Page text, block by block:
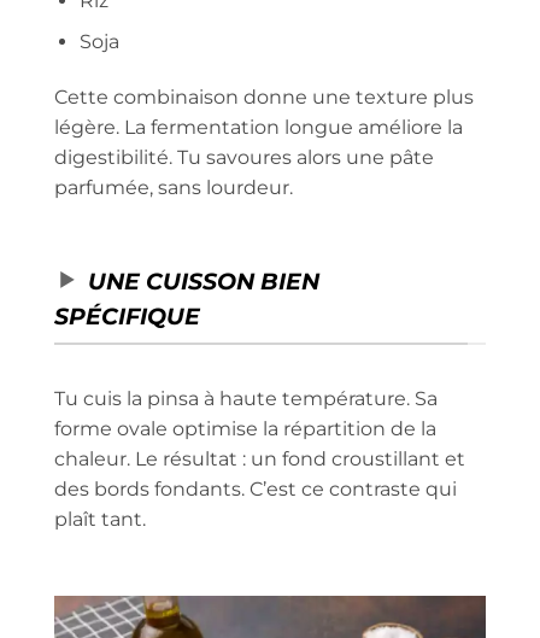
Soja
Cette combinaison donne une texture plus
légère. La fermentation longue améliore la
digestibilité. Tu savoures alors une pâte
parfumée, sans lourdeur.
UNE CUISSON BIEN
SPÉCIFIQUE
Tu cuis la pinsa à haute température. Sa
forme ovale optimise la répartition de la
chaleur. Le résultat : un fond croustillant et
des bords fondants. C’est ce contraste qui
plaît tant.